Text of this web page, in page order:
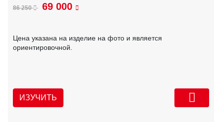
86 250 69 000
Цена указана на изделие на фото и является
ориентировочной.
ИЗУЧИТЬ